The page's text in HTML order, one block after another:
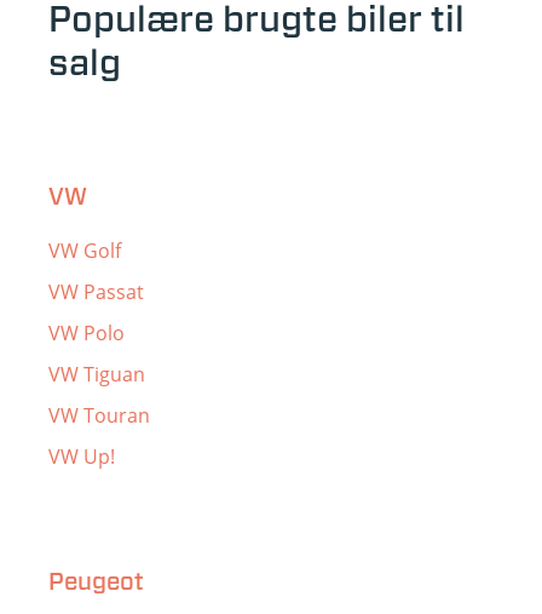
Populære brugte biler til
salg
VW
VW Golf
VW Passat
VW Polo
VW Tiguan
VW Touran
VW Up!
Peugeot